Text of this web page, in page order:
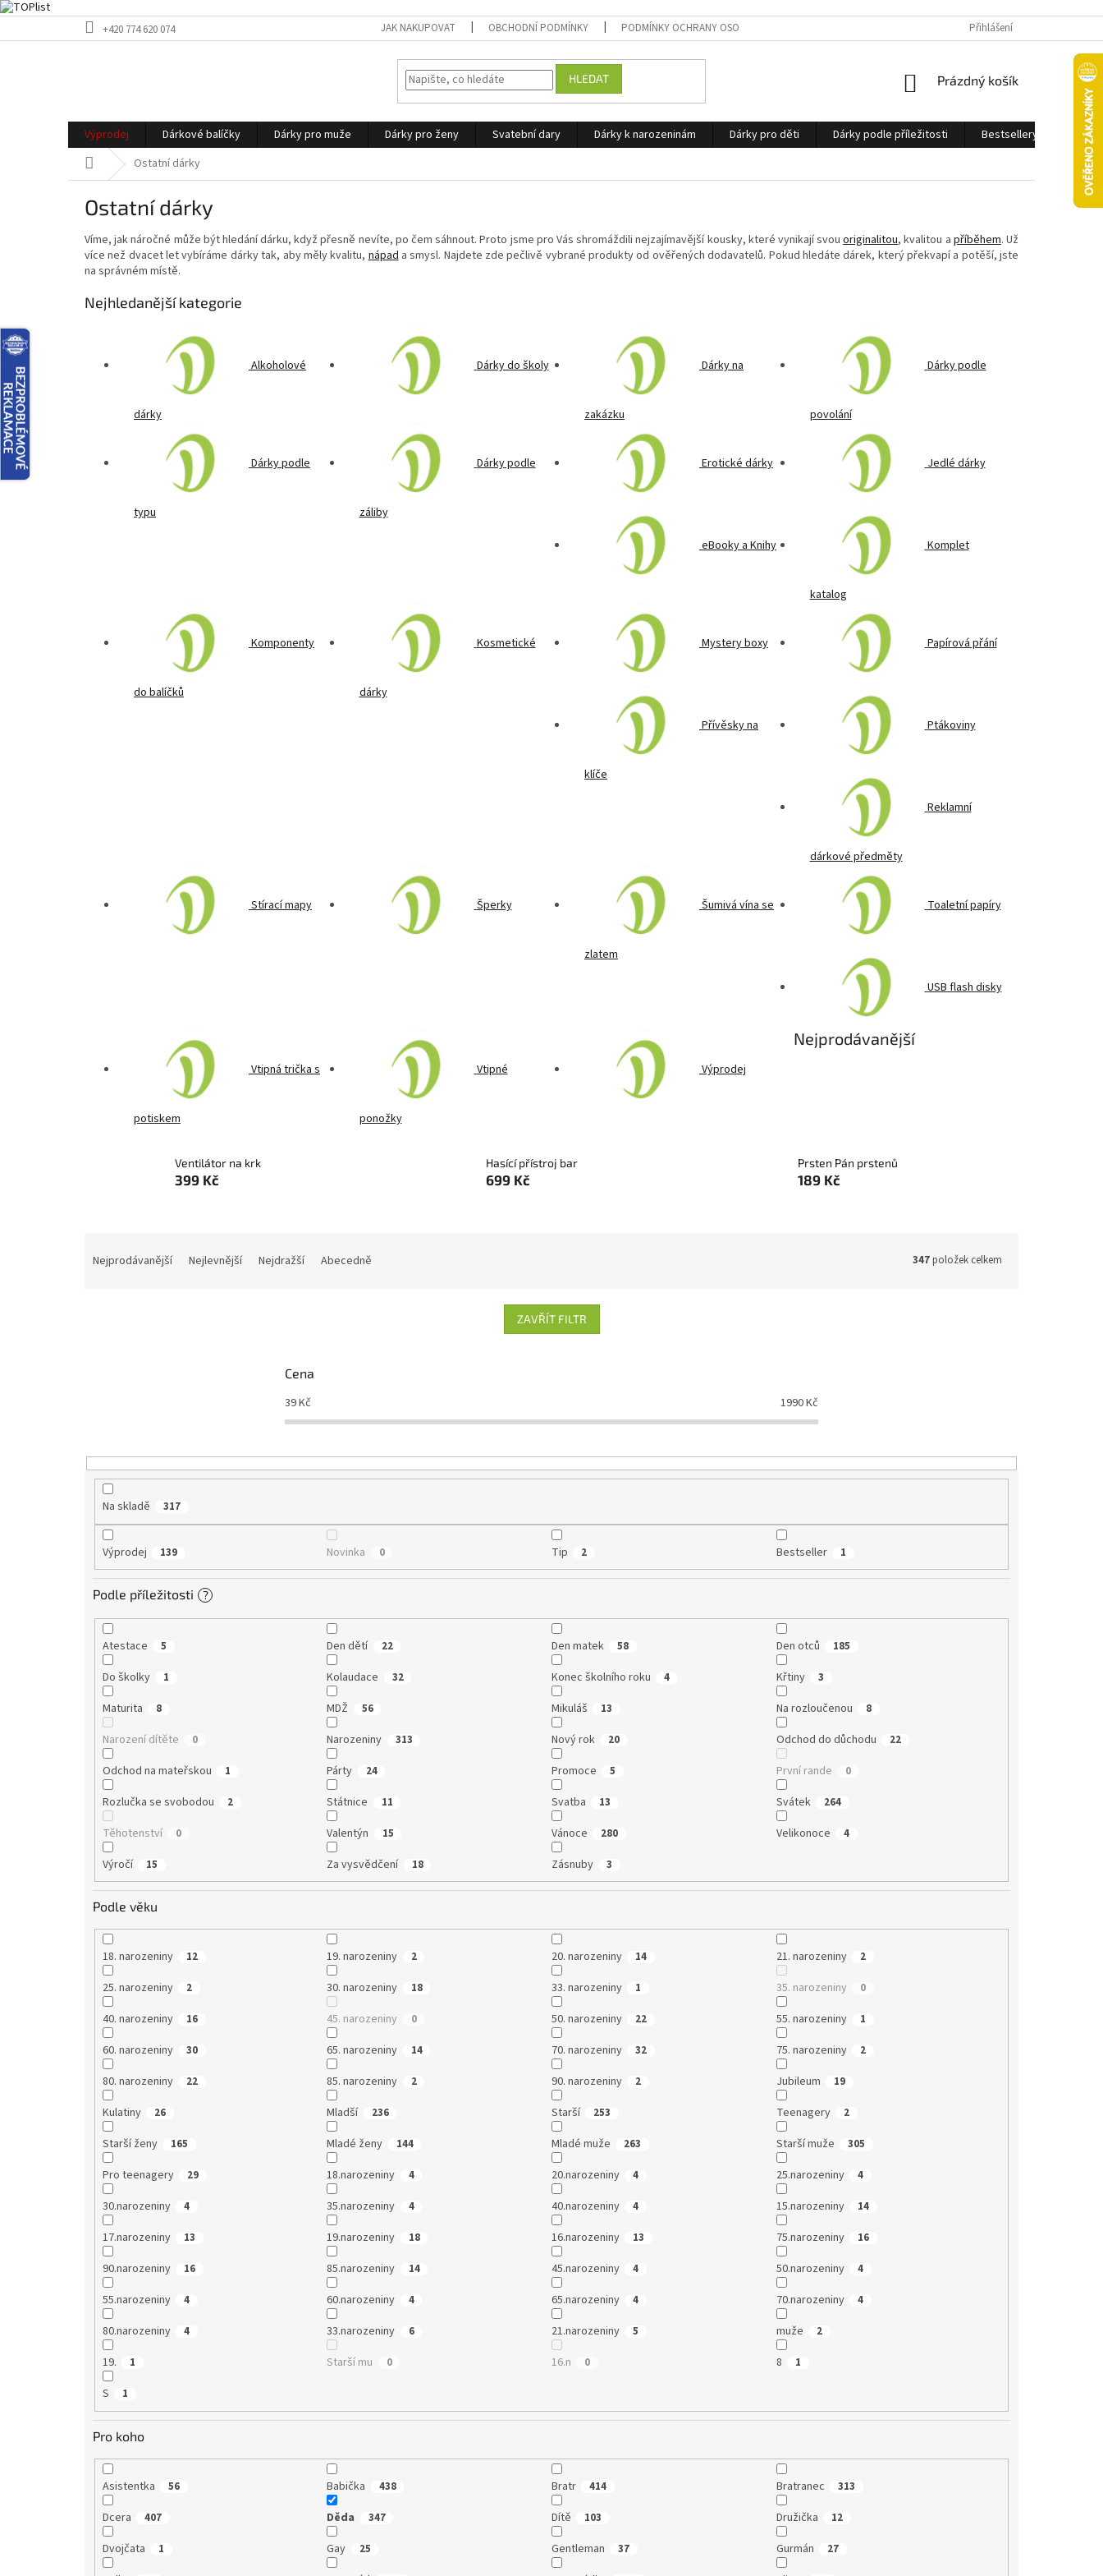
na
+420 774 620 074 JAK NAKUPOVAT OBCHODNÍ PODMÍNKY PODMÍNKY OCHRANY OSOBNÍCH ÚDAJŮ Přihlášení
HLEDAT
NÁKUPNÍ
Prázdný košík
Výprodej Dárkové balíčky Dárky pro muže Dárky pro ženy Svatební dary Dárky k narozeninám Dárky pro děti Dárky podle příležitosti Bestsellery
Domů Ostatní dárky
Ostatní dárky
Víme, jak náročné může být hledání dárku, když přesně nevíte, po čem sáhnout. Proto jsme pro Vás shromáždili nejzajímavější kousky, které vynikají svouoriginalitou, kvalitou a příběhem. Už
více než dvacet let vybíráme dárky tak, aby měly kvalitu, nápad a smysl. Najdete zde pečlivě vybrané produkty od ověřených dodavatelů. Pokud hledáte dárek, který překvapí a potěší, jste
na správném místě.
Nejhledanější kategorie
Alkoholové
dárky
Dárky do školy Dárky na
zakázku
Dárky podle
povolání
Dárky podle
typu
Dárky podle
záliby
Erotické dárky Jedlé dárky
eBooky a Knihy Komplet
katalog
Komponenty
do balíčků
Kosmetické
dárky
Mystery boxy Papírová přání
Přívěsky na
klíče
Ptákoviny
Reklamní
dárkové předměty
Stírací mapy Šperky Šumivá vína se
zlatem
Toaletní papíry
USB flash disky
Vtipná trička s
potiskem
Vtipné
ponožky
Výprodej
Nejprodávanější
Ventilátor na krk
399 Kč
Hasící přístroj bar
699 Kč
Prsten Pán prstenů
189 Kč
t
ů
Nejprodávanější Nejlevnější Nejdražší Abecedně 347položek celkem
ZAVŘÍT FILTR
Cena
39Kč 1990Kč
Na skladě 317
Výprodej 139 Novinka 0 Tip 2 Bestseller 1
Podle příležitosti ?
Atestace 5 Den dětí 22 Den matek 58 Den otců 185
Do školky 1 Kolaudace 32 Konec školního roku 4 Křtiny 3
Maturita 8 MDŽ 56 Mikuláš 13 Na rozloučenou 8
Narození dítěte 0 Narozeniny 313 Nový rok 20 Odchod do důchodu 22
Odchod na mateřskou 1 Párty 24 Promoce 5 První rande 0
Rozlučka se svobodou 2 Státnice 11 Svatba 13 Svátek 264
Těhotenství 0 Valentýn 15 Vánoce 280 Velikonoce 4
Výročí 15 Za vysvědčení 18 Zásnuby 3
Podle věku
18. narozeniny 12 19. narozeniny 2 20. narozeniny 14 21. narozeniny 2
25. narozeniny 2 30. narozeniny 18 33. narozeniny 1 35. narozeniny 0
40. narozeniny 16 45. narozeniny 0 50. narozeniny 22 55. narozeniny 1
60. narozeniny 30 65. narozeniny 14 70. narozeniny 32 75. narozeniny 2
80. narozeniny 22 85. narozeniny 2 90. narozeniny 2 Jubileum 19
Kulatiny 26 Mladší 236 Starší 253 Teenagery 2
Starší ženy 165 Mladé ženy 144 Mladé muže 263 Starší muže 305
Pro teenagery 29 18.narozeniny 4 20.narozeniny 4 25.narozeniny 4
30.narozeniny 4 35.narozeniny 4 40.narozeniny 4 15.narozeniny 14
17.narozeniny 13 19.narozeniny 18 16.narozeniny 13 75.narozeniny 16
90.narozeniny 16 85.narozeniny 14 45.narozeniny 4 50.narozeniny 4
55.narozeniny 4 60.narozeniny 4 65.narozeniny 4 70.narozeniny 4
80.narozeniny 4 33.narozeniny 6 21.narozeniny 5 muže 2
19. 1 Starší mu 0 16.n 0 8 1
S 1
Pro koho
Asistentka 56 Babička 438 Bratr 414 Bratranec 313
Dcera 407 Děda 347 Dítě 103 Družička 12
Dvojčata 1 Gay 25 Gentleman 37 Gurmán 27